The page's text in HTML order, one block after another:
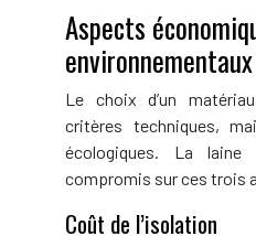
Aspects
environnementaux
Le choix d’un
critères techniques,
écologiques. La
compromis sur ces trois
Coût de l’isolation